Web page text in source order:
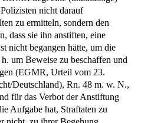
nicht darauf
zu ermitteln, sondern den
dass sie ihn anstiften, eine
nicht begangen hätte, um die
um Beweise zu beschaffen und
(EGMR, Urteil vom 23.
Deutschland), Rn. 48 m. w. N.,
für das Verbot der Anstiftung
Aufgabe hat, Straftaten zu